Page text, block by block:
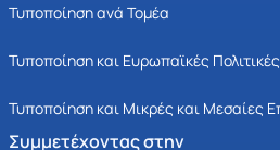
Τυποποίηση ανά Τομέα
Τυποποίηση και Ευρωπαϊκές Πολιτικές
Τυποποίηση και Μικρές και Μεσαίες
Συμμετέχοντας στην